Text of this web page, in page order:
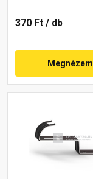
370 Ft / db
Megnézem